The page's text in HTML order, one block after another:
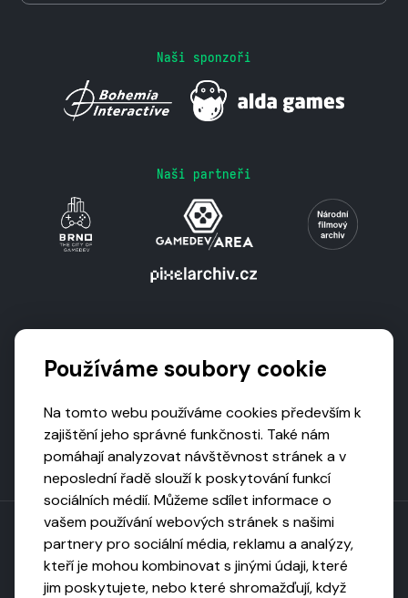
Naši sponzoři
Naši partneři
Toto dílo podléhá licenci CC BY-NC-ND
Používáme soubory cookie
Na tomto webu používáme cookies především k
zajištění jeho správné funkčnosti. Také nám
pomáhají analyzovat návštěvnost stránek a v
neposlední řadě slouží k poskytování funkcí
sociálních médií. Můžeme sdílet informace o
vašem používání webových stránek s našimi
partnery pro sociální média, reklamu a analýzy,
kteří je mohou kombinovat s jinými údaji, které
jim poskytujete, nebo které shromažďují, když